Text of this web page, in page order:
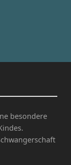
besondere